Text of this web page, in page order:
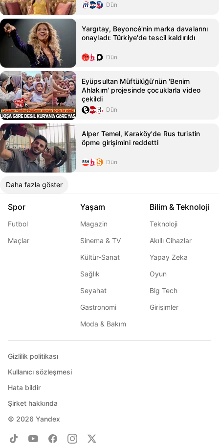
Dün
Yargıtay, Beyoncé'nin marka davalarını
onayladı: Türkiye'de tescil kaldırıldı
Dün
Eyüpsultan Müftülüğü'nün 'Benim
Ahlakım' projesinde çocuklarla video
çekildi
Dün
Alper Temel, Karaköy'de Rus turistin
öpme girişimini reddetti
Dün
Daha fazla göster
Spor
Futbol
Maçlar
Yaşam
Magazin
Sinema & TV
Kültür-Sanat
Sağlık
Seyahat
Gastronomi
Moda & Bakım
Bilim & Teknoloji
Teknoloji
Akıllı Cihazlar
Yapay Zeka
Oyun
Big Tech
Girişimler
© 2026 Yandex
Gizlilik politikası
Kullanıcı sözleşmesi
Hata bildir
Şirket hakkında